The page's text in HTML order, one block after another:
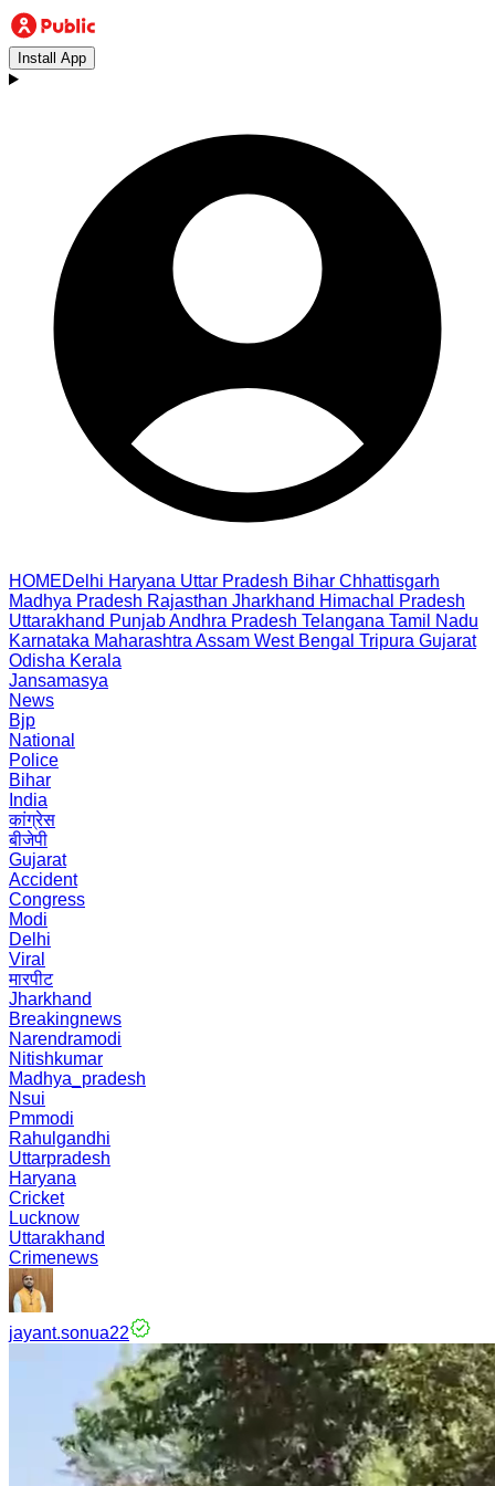
Install App
HOMEDelhi Haryana Uttar Pradesh Bihar Chhattisgarh
Madhya Pradesh Rajasthan Jharkhand Himachal Pradesh
Uttarakhand PunjabAndhra Pradesh Telangana Tamil Nadu
Karnataka Maharashtra Assam West Bengal Tripura Gujarat
Odisha Kerala
Jansamasya
News
Bjp
National
Police
Bihar
India
कांग्रेस
बीजेपी
Gujarat
Accident
Congress
Modi
Delhi
Viral
मारपीट
Jharkhand
Breakingnews
Narendramodi
Nitishkumar
Madhya_pradesh
Nsui
Pmmodi
Rahulgandhi
Uttarpradesh
Haryana
Cricket
Lucknow
Uttarakhand
Crimenews
jayant.sonua22